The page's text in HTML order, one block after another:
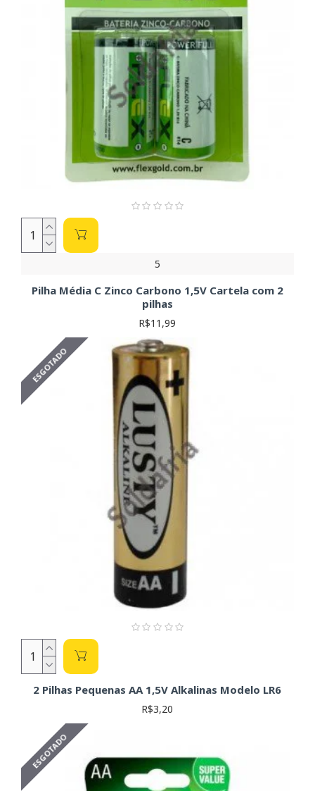
5
Pilha Média C Zinco Carbono 1,5V Cartela com 2
pilhas
R$11,99
ESGOTADO
2 Pilhas Pequenas AA 1,5V Alkalinas Modelo LR6
R$3,20
ESGOTADO